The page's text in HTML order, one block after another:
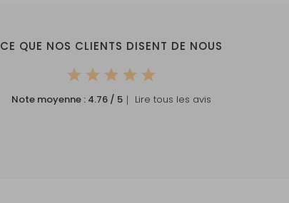
CE QUE NOS CLIENTS DISENT DE NOUS
Note moyenne : 4.76 / 5 ｜ Lire tous les avis